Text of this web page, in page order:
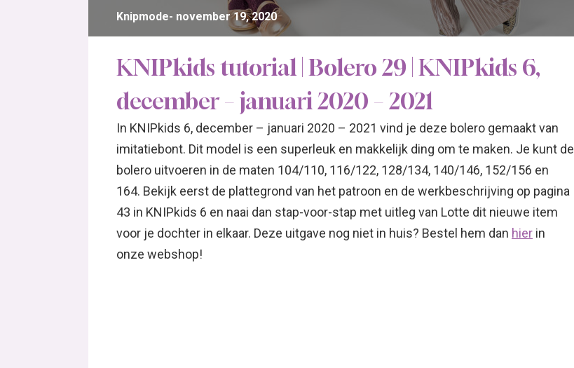
Knipmode november 19, 2020
KNIPkids tutorial | Bolero 29 | KNIPkids 6,
december – januari 2020 – 2021
In KNIPkids 6, december – januari 2020 – 2021 vind je deze bolero gemaakt van
imitatiebont. Dit model is een superleuk en makkelijk ding om te maken. Je kunt de
bolero uitvoeren in de maten 104/110, 116/122, 128/134, 140/146, 152/156 en
164. Bekijk eerst de plattegrond van het patroon en de werkbeschrijving op pagina
43 in KNIPkids 6 en naai dan stap-voor-stap met uitleg van Lotte dit nieuwe item
voor je dochter in elkaar. Deze uitgave nog niet in huis? Bestel hem dan hier in
onze webshop!